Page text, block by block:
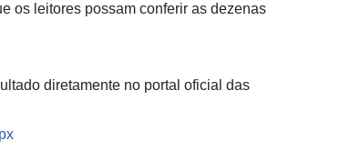
os leitores possam conferir as dezenas
diretamente no portal oficial das